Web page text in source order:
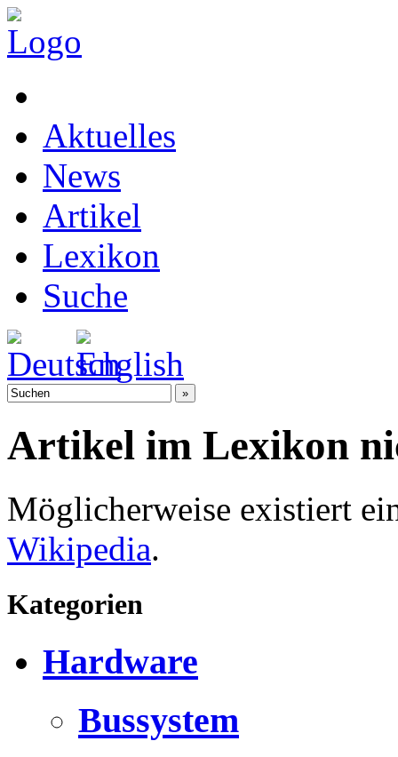
Aktuelles
News
Artikel
Lexikon
Suche
Artikel im Lexikon
Möglicherweise existiert
Wikipedia.
Kategorien
Hardware
Bussystem